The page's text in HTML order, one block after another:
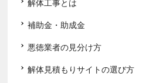
解体工事とは
補助金・助成金
悪徳業者の見分け方
解体見積もりサイトの選び方